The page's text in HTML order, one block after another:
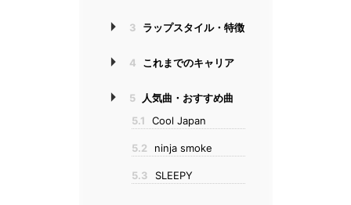
3 ラップスタイル・特徴
4 これまでのキャリア
5
人気曲・おすすめ曲
5.1
Cool Japan
5.2 ninja smoke
5.3 SLEEPY